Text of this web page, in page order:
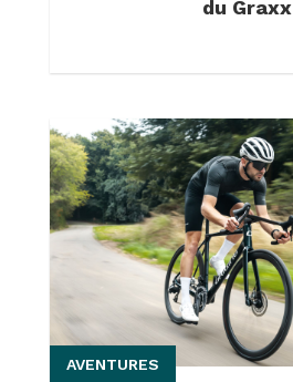
du Graxx
AVENTURES